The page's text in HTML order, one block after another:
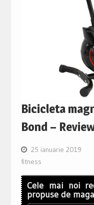
Bicicleta
Bond –
25 ianuarie 2019
fitness
Cele mai noi
propuse de